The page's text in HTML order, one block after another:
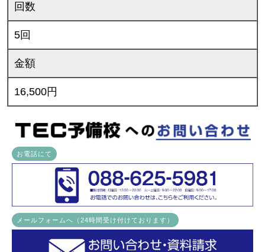
回数
5回
金額
16,500円
お電話にて
メールフォームへ（24時間受け付けております）